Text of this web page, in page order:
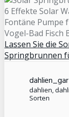
Lassen Sie die
Springbrunnen
dahlien,
Sorten